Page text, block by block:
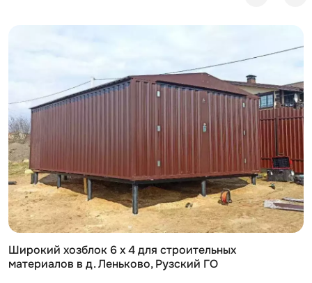
Широкий хозблок 6 х 4 для строительных
материалов в д. Леньково, Рузский ГО